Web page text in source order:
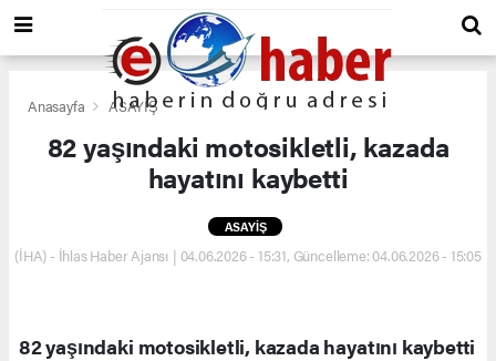
Anasayfa ASAYİŞ
82 yaşındaki motosikletli, kazada
hayatını kaybetti
ASAYİŞ
(İHA) - İhlas Haber Ajansı | 04.06.2026 - 15:31, Güncelleme: 04.06.2026 - 15:05
82 yaşındaki motosikletli, kazada hayatını kaybetti